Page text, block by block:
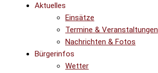
Aktuelles
Einsätze
Termine & Veranstaltungen
Nachrichten & Fotos
Bürgerinfos
Wetter